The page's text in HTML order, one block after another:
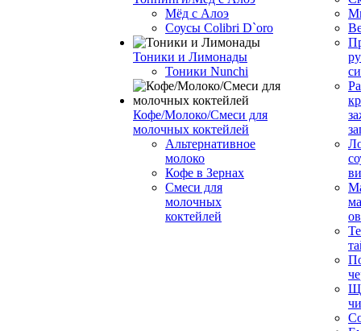
Мёд с Алоэ
Соусы Colibri D`oro
Тоники и Лимонады
Тоники Nunchi
Кофе/Молоко/Смеси для
молочных коктейлей
Альтернативное
молоко
Кофе в Зернах
Смеси для
молочных
коктейлей